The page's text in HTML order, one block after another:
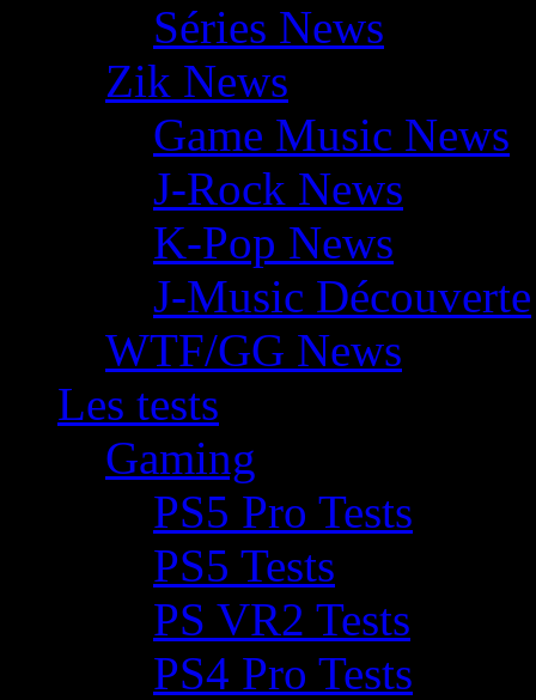
Séries News
Zik News
Game Music News
J-Rock News
K-Pop News
J-Music Découverte
WTF/GG News
Les tests
Gaming
PS5 Pro Tests
PS5 Tests
PS VR2 Tests
PS4 Pro Tests